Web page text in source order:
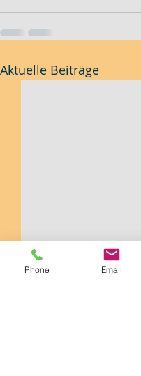
Aktuelle Beiträge
Phone Email